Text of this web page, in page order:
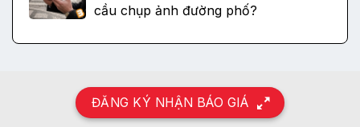
cầu chụp ảnh đường phố?
ĐĂNG KÝ NHẬN BÁO GIÁ